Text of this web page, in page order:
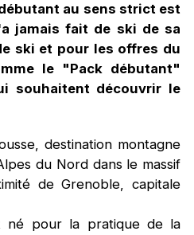
au sens strict est
jamais fait de ski de sa
ski et pour les offres du
le "Pack débutant"
souhaitent découvrir le
destination montagne
du Nord dans le massif
de Grenoble, capitale
né pour la pratique de la